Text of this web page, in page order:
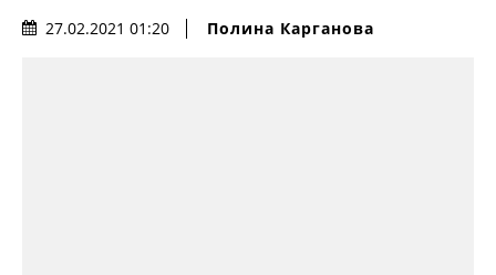
27.02.2021 01:20 Полина Карганова